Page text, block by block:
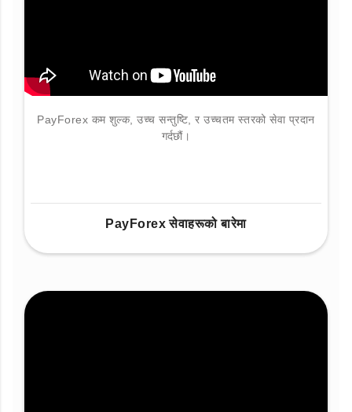
PayForex कम शुल्क, उच्च सन्तुष्टि, र उच्चतम स्तरको सेवा प्रदान
गर्दछौं।
PayForex सेवाहरूको बारेमा